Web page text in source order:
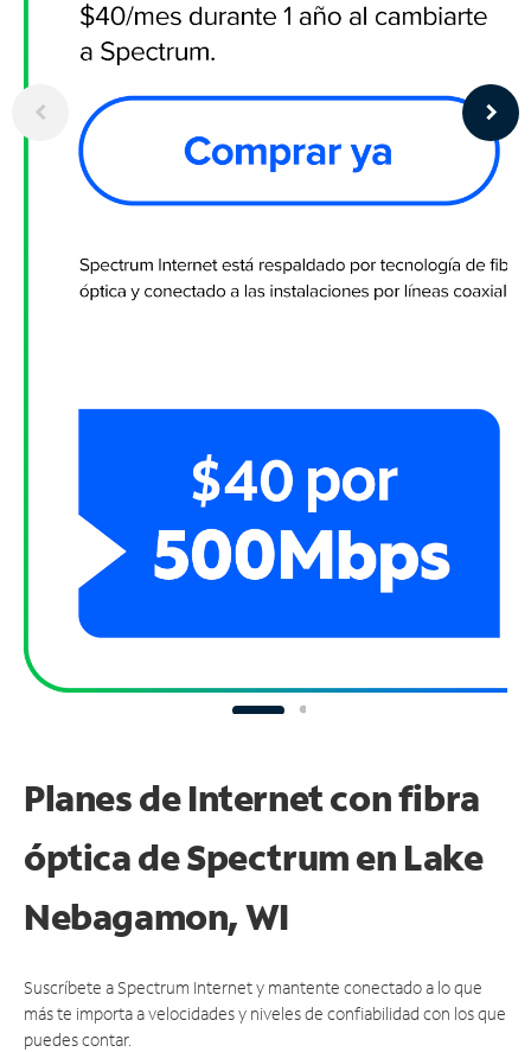
Planes de Internet con fibra
óptica de Spectrum en Lake
Nebagamon, WI
Suscríbete a Spectrum Internet y mantente conectado a lo que
más te importa a velocidades y niveles de confiabilidad con los que
puedes contar.